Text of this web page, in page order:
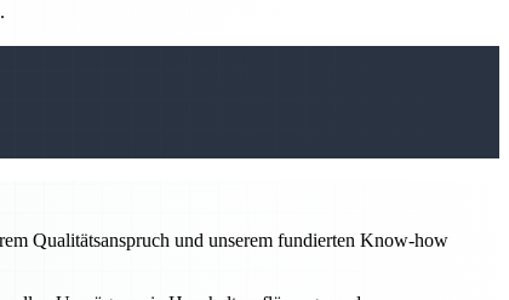
Qualitätsanspruch und unserem fundierten Know-how